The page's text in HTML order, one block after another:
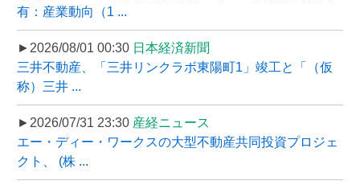
有：産業動向（1 ...
►2026/08/01 00:30 日本経済新聞
三井不動産、「三井リンクラボ東陽町1」竣工と「（仮
称）三井 ...
►2026/07/31 23:30 産経ニュース
エー・ディー・ワークスの大型不動産共同投資プロジェ
クト、 (株 ...